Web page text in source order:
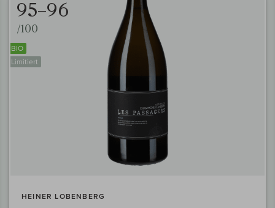
95–96
/100
BIO
Limitiert
HEINER LOBENBERG